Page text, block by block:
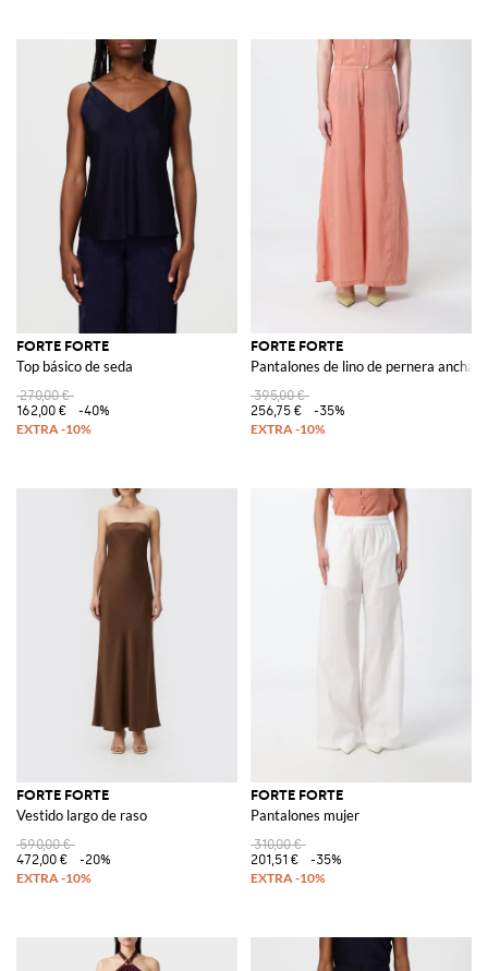
FORTE FORTE
Top básico de seda
270,00 €
162,00 €
-40%
FORTE FORTE
Pantalones de lino de pernera ancha
395,00 €
256,75 €
-35%
FORTE FORTE
Vestido largo de raso
590,00 €
472,00 €
-20%
FORTE FORTE
Pantalones mujer
310,00 €
201,51 €
-35%